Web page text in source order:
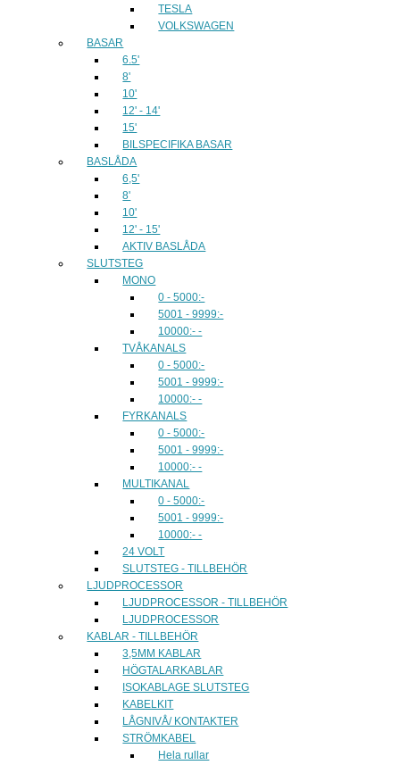
TESLA
VOLKSWAGEN
BASAR
6.5'
8'
10'
12' - 14'
15'
BILSPECIFIKA BASAR
BASLÅDA
6,5'
8'
10'
12' - 15'
AKTIV BASLÅDA
SLUTSTEG
MONO
0 - 5000:-
5001 - 9999:-
10000:- -
TVÅKANALS
0 - 5000:-
5001 - 9999:-
10000:- -
FYRKANALS
0 - 5000:-
5001 - 9999:-
10000:- -
MULTIKANAL
0 - 5000:-
5001 - 9999:-
10000:- -
24 VOLT
SLUTSTEG - TILLBEHÖR
LJUDPROCESSOR
LJUDPROCESSOR - TILLBEHÖR
LJUDPROCESSOR
KABLAR - TILLBEHÖR
3,5MM KABLAR
HÖGTALARKABLAR
ISOKABLAGE SLUTSTEG
KABELKIT
LÅGNIVÅ/ KONTAKTER
STRÖMKABEL
Hela rullar